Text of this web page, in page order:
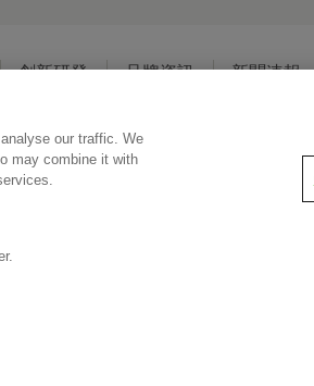
創新研發 品牌資訊 新聞速報
隱私保護 Social Media Policy
our traffic. We
may combine it with